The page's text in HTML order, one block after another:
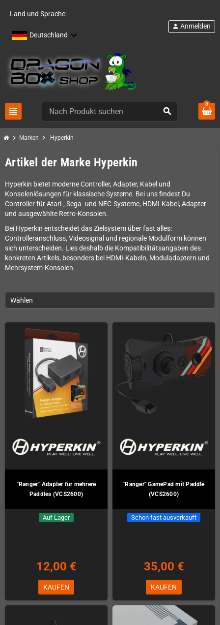
Land und Sprache:
Deutschland
view_headline search
person Anmelden
0
chevron_right Marken chevron_right Hyperkin
Artikel der Marke Hyperkin
Hyperkin bietet moderne Controller, Adapter, Kabel und
Konsolenlösungen für klassische Systeme. Bei uns findest Du
Controller für Atari-, Sega- und NEC-Systeme, HDMI-Kabel, Adapter
und ausgewählte Retro-Konsolen.
Bei Hyperkin entscheidet das Zielsystem über fast alles:
Controlleranschluss, Videosignal und regionale Modulform können
sich unterscheiden. Lies deshalb die Kompatibilitätsangaben des
konkreten Artikels, besonders bei HDMI-Kabeln, Moduladaptern und
Mehrsystem-Konsolen.
Wählen
"Ranger" Adapter für mehrere
Paddles (VCS2600)
Auf Lager
12,00 €
KAUFEN
"Ranger" GamePad mit Paddle
(VCS2600)
Schon fast ausverkauft
35,00 €
KAUFEN